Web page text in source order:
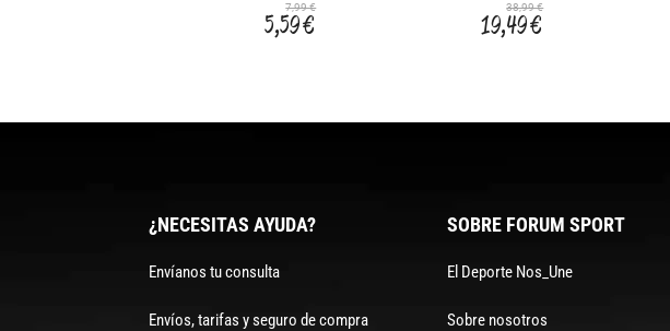
7,99 €
5,59 €
38,99 €
19,49 €
¿NECESITAS AYUDA?
Envíanos tu consulta
Envíos, tarifas y seguro de compra
SOBRE FORUM SPORT
El Deporte Nos_Une
Sobre nosotros